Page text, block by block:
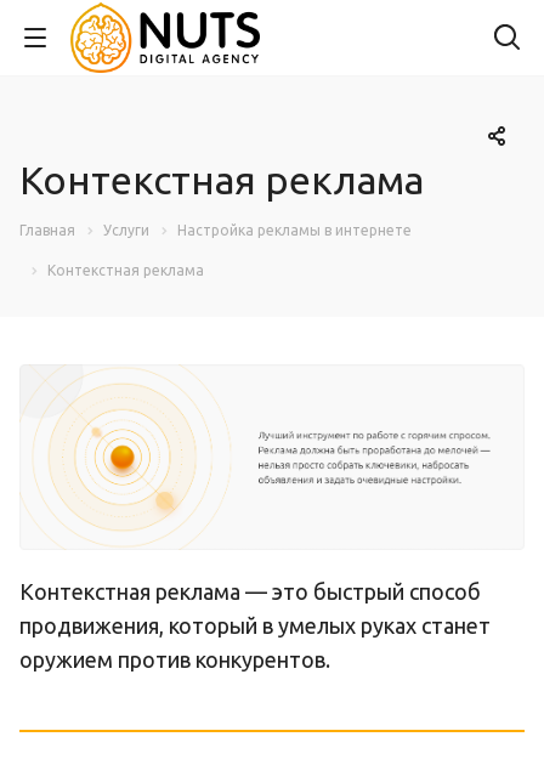
Контекстная реклама
Главная Услуги Настройка рекламы в интернете
Контекстная реклама
Контекстная реклама — это быстрый способ
продвижения, который в умелых руках станет
оружием против конкурентов.